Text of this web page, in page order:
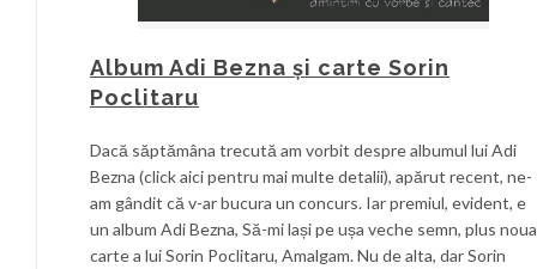
Album Adi Bezna și carte Sorin
Poclitaru
Dacă săptămâna trecută am vorbit despre albumul lui Adi
Bezna (click aici pentru mai multe detalii), apărut recent, ne-
am gândit că v-ar bucura un concurs. Iar premiul, evident, e
un album Adi Bezna, Să-mi lași pe ușa veche semn, plus noua
carte a lui Sorin Poclitaru, Amalgam. Nu de alta, dar Sorin